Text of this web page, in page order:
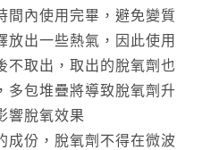
間內使用完畢，避免變質
放出一些熱氣，因此使用
不取出，取出的脫氧劑也
多包堆疊將導致脫氧劑升
響脫氧效果
成份，脫氧劑不得在微波